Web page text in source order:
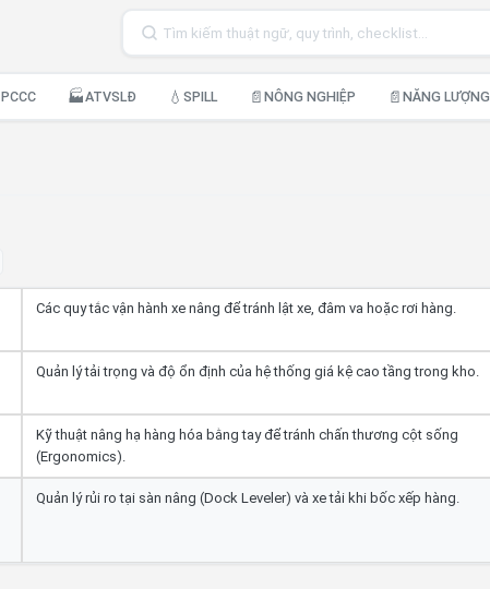
PCCC 🏭ATVSLĐ 💧 SPILL 📄 NÔNG NGHIỆP 📄 NĂNG LƯỢNG
Các quy tắc vận hành xe nâng để tránh lật xe, đâm va hoặc rơi hàng.
Quản lý tải trọng và độ ổn định của hệ thống giá kệ cao tầng trong kho.
Kỹ thuật nâng hạ hàng hóa bằng tay để tránh chấn thương cột sống
(Ergonomics).
Quản lý rủi ro tại sàn nâng (Dock Leveler) và xe tải khi bốc xếp hàng.